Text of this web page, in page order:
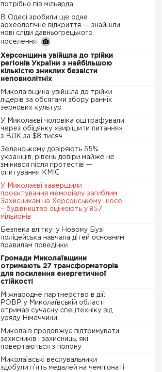
потрібно пів мільярда
В Одесі зробили ще одне
археологічне відкриття — знайшли
нові сліди давньогрецького
поселення
Херсонщина увійшла до трійки
регіонів України з найбільшою
кількістю зниклих безвісти
неповнолітніх
Миколаївщина увійшла до трійки
лідерів за обсягами збору ранніх
зернових культур
У Миколаєві чоловіка оштрафували
через обіцянку «вирішити питання»
з ВЛК за $8 тисяч
Зеленському довіряють 55%
українців, рівень довіри майже не
змінився після протестів —
опитування КМІС
У Миколаєві завершили
проєктування меморіалу загиблим
Захисникам на Херсонському шосе
– будівництво оцінюють у ₴57
мільйонів
Безпека влітку: у Новому Бузі
поліцейська навчала дітей основним
правилам поведінки
Громади Миколаївщини
отримають 27 трансформаторів
для посилення енергетичної
стійкості
Міжнародне партнерство в дії:
РОВР у Миколаївській області
отримав сучасну спецтехніку від
уряду Німеччини
Миколаїв продовжує підтримувати
захисників і захисниць, які
повертаються з полону
Миколаївські веслувальники
здобули п’ять медалей на чемпіонаті